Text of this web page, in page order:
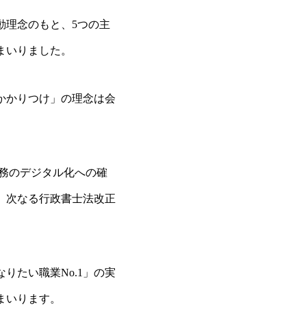
理念のもと、5つの主
りました。
かりつけ」の理念は会
のデジタル化への確
次なる行政書士法改正
りたい職業No.1」の実
ります。